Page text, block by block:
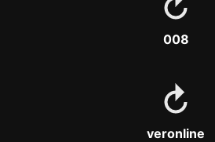
008
veronline